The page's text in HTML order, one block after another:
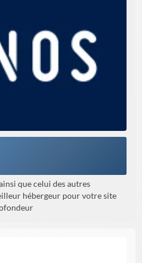
que celui des autres
hébergeur pour votre site